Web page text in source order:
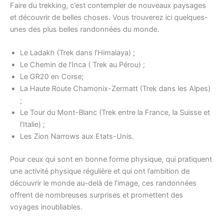
Faire du trekking, c’est contempler de nouveaux paysages
et découvrir de belles choses. Vous trouverez ici quelques-
unes des plus belles randonnées du monde.
Le Ladakh (Trek dans l’Himalaya) ;
Le Chemin de l’Inca ( Trek au Pérou) ;
Le GR20 en Corse;
La Haute Route Chamonix-Zermatt (Trek dans les Alpes)
;
Le Tour du Mont-Blanc (Trek entre la France, la Suisse et
l’Italie) ;
Les Zion Narrows aux Etats-Unis.
Pour ceux qui sont en bonne forme physique, qui pratiquent
une activité physique régulière et qui ont l’ambition de
découvrir le monde au-delà de l’image, ces randonnées
offrent de nombreuses surprises et promettent des
voyages inoubliables.